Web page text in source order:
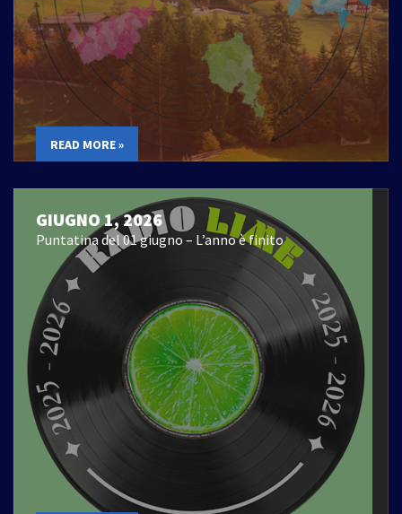
READ MORE »
GIUGNO 1, 2026
Puntatina del 01 giugno – L’anno è finito